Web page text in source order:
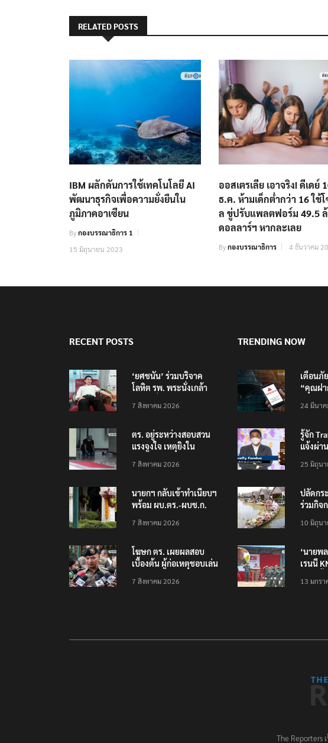
RELATED POSTS
IBM ผลักดันการใช้เทคโนโลยี AI
พัฒนาธุรกิจเพื่อความยั่งยืนใน
ภูมิภาคอาเซียน
Byกองบรรณาธิการ 1
15 มิถุนายน 2023
ออสเตรเลีย เอาจริง! ดีเดย์
ธ.ค. ห้ามเด็กต่ำกว่า 16 ใช้โ
ล ขู่ปรับแพลตฟอร์ม 49.5
ดอลลาร์ฯ หากละเลย
Byกองบรรณาธิการ 4 ธันวาคม
RECENT POSTS
‘ยศชนัน’ ร่วมบริจาค
โลหิต รพ. พระนั่งเกล้า
เทพศิรินทร์ นนทบุรี
7 สิงหาคม 2026
ตร. อยู่ระหว่างสอบสวน
แรงจูงใจ เหตุยิงใน
นนทบุรี พบเด็กก่อเหตุ
7 สิงหาคม 2026
นายกฯ กลับเข้าทำเนียบฯ
พร้อม ผบ.ตร.-ผบช.ก.
ปืนเถื่อน
7 สิงหาคม 2026
โฆษก ตร. เผยผลสอบ
เบื้องต้น ผู้ก่อเหตุชอบเล่น
เหตุรุนแรงก่อนลงมือ
7 สิงหาคม 2026
TRENDING NOW
เตือนภั
“คุณฝา
24 มีนา
รู้จัก
แจ้งผ่า
ทั่วไทย
25 มิถุน
ปลัดกร
ร่วมกิจ
ตักบาต
10 มิถุน
‘นายพ
เรนนี
ประชา
13 มกร
The Reporters